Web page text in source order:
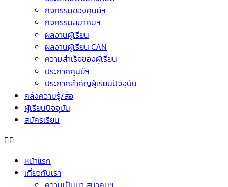
กิจกรรมของศูนย์ฯ
กิจกรรมสมาคมฯ
ผลงานผู้เรียน
ผลงานผู้เรียน CAN
ความสำเร็จของผู้เรียน
ประกาศศูนย์ฯ
ประกาศสำคัญผู้เรียนปัจจุบัน
คลังความรู้/สื่อ
ผู้เรียนปัจจุบัน
สมัครเรียน
หน้าแรก
เกี่ยวกับเรา